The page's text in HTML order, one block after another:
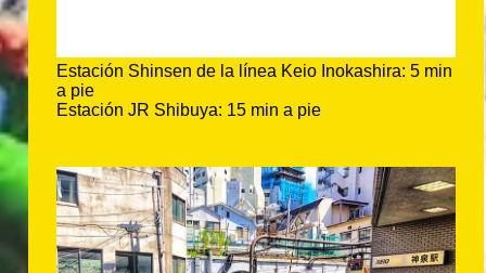
Estación Shinsen de la línea Keio Inokashira: 5 min
a pie
Estación JR Shibuya: 15 min a pie